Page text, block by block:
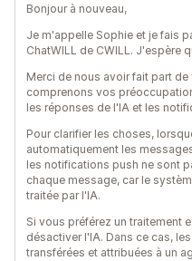
Bonjour à nouveau,
Je m'appelle Sophie et je fais
ChatWILL de CWILL. J'espère
Merci de nous avoir fait part
comprenons vos
les réponses de l'IA et les
Pour clarifier les choses,
automatiquement les
les notifications push ne sont
chaque message, car le
traitée par l'IA.
Si vous préférez un traitement
désactiver l'IA. Dans ce cas,
transférées et attribuées à un